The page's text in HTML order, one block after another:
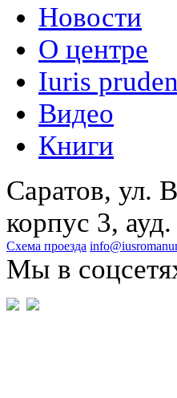
Новости
О центре
Iuris
Видео
Книги
Саратов, ул.
корпус 3,
Схема проезда
Мы в